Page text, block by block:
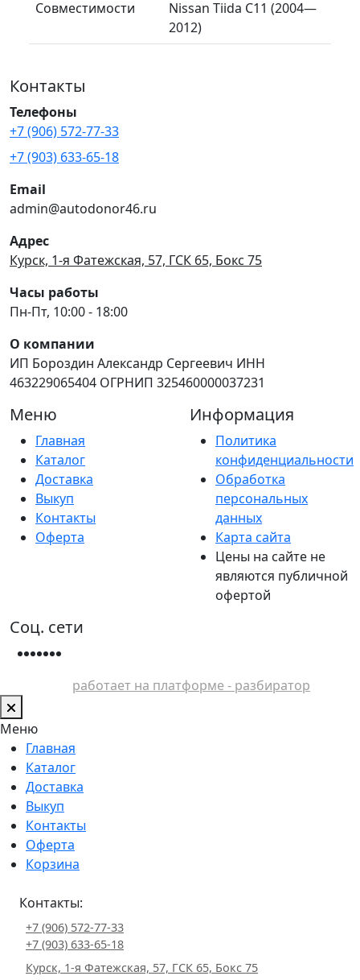
Совместимости
Nissan Tiida C11 (2004—
2012)
Контакты
Телефоны
+7 (906) 572-77-33
+7 (903) 633-65-18
Email
admin@autodonor46.ru
Адрес
Курск, 1-я Фатежская, 57, ГСК 65, Бокс 75
Часы работы
Пн-Пт, 10:00 - 18:00
О компании
ИП Бороздин Александр Сергеевич ИНН
463229065404 ОГРНИП 325460000037231
Меню
Главная
Каталог
Доставка
Выкуп
Контакты
Оферта
Информация
Политика
конфиденциальности
Обработка
персональных
данных
Карта сайта
Цены на сайте не
являются публичной
офертой
Соц. сети
работает на платформе - разбиратор
Меню
Главная
Каталог
Доставка
Выкуп
Контакты
Оферта
Корзина
Контакты:
+7 (906) 572-77-33
+7 (903) 633-65-18
Курск, 1-я Фатежская, 57, ГСК 65, Бокс 75